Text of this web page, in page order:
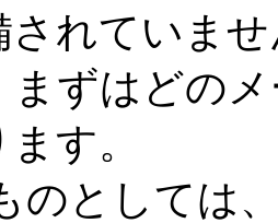
されていま
まずはどの
す。
のとしては